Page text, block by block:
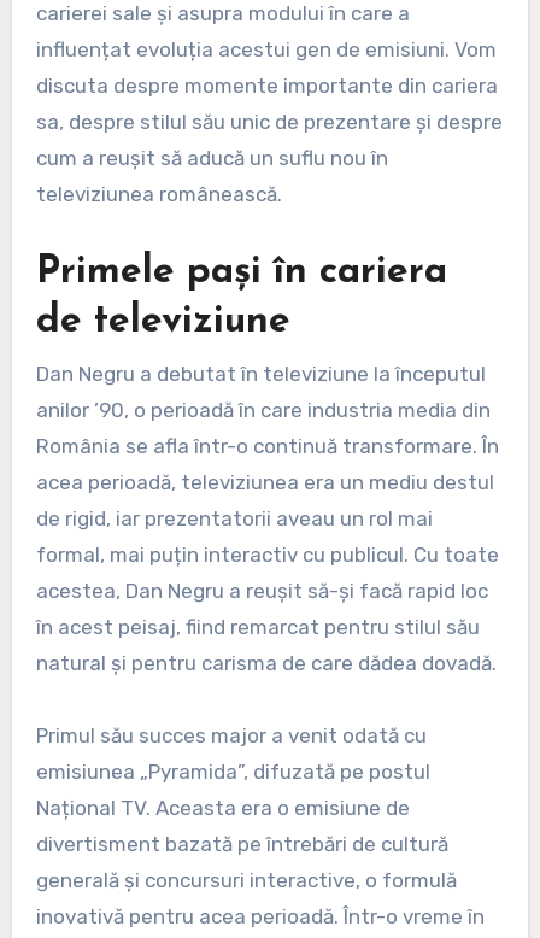
carierei sale și asupra modului în care a
influențat evoluția acestui gen de emisiuni. Vom
discuta despre momente importante din cariera
sa, despre stilul său unic de prezentare și despre
cum a reușit să aducă un suflu nou în
televiziunea românească.
Primele pași în cariera
de televiziune
Dan Negru a debutat în televiziune la începutul
anilor ’90, o perioadă în care industria media din
România se afla într-o continuă transformare. În
acea perioadă, televiziunea era un mediu destul
de rigid, iar prezentatorii aveau un rol mai
formal, mai puțin interactiv cu publicul. Cu toate
acestea, Dan Negru a reușit să-și facă rapid loc
în acest peisaj, fiind remarcat pentru stilul său
natural și pentru carisma de care dădea dovadă.
Primul său succes major a venit odată cu
emisiunea „Pyramida”, difuzată pe postul
Național TV. Aceasta era o emisiune de
divertisment bazată pe întrebări de cultură
generală și concursuri interactive, o formulă
inovativă pentru acea perioadă. Într-o vreme în